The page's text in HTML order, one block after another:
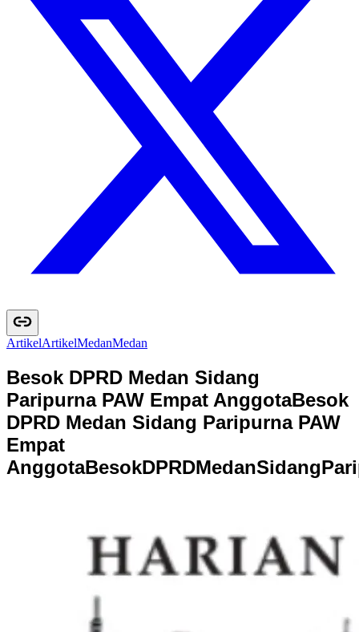
ArtikelArtikelMedanMedan
Besok DPRD Medan Sidang
Paripurna PAW Empat AnggotaBesok
DPRD Medan Sidang Paripurna PAW
Empat
AnggotaBesokDPRDMedanSidangPari